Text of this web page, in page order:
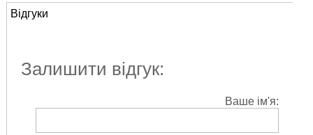
Відгуки
Залишити відгук:
Ваше ім'я: